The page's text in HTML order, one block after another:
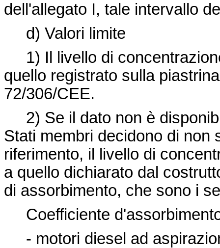
dell'allegato I, tale intervallo
d) Valori limite
1) Il livello di
quello registrato sulla
72/306/CEE.
2) Se il dato non è
Stati membri decidono di non
riferimento, il livello di
a quello dichiarato dal
di assorbimento, che sono i
Coefficiente
- motori diesel ad